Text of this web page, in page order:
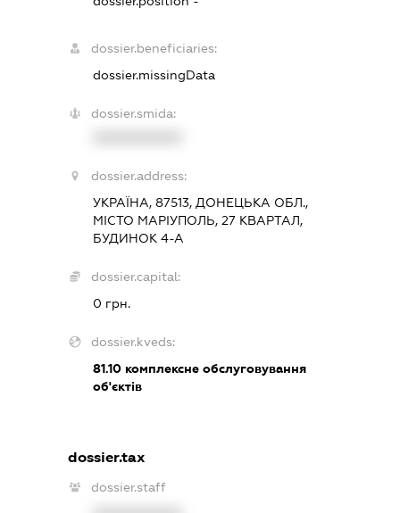
dossier.beneficiaries:
dossier.missingData
dossier.smida:
dossier.address:
УКРАЇНА, 87513, ДОНЕЦЬКА ОБЛ.,
МІСТО МАРІУПОЛЬ, 27 КВАРТАЛ,
БУДИНОК 4-А
dossier.capital:
0 грн.
dossier.kveds:
81.10комплексне обслуговування
об'єктів
dossier.tax
dossier.staff